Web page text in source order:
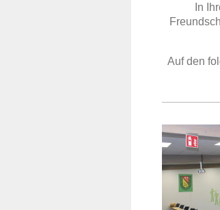
In
Auf den